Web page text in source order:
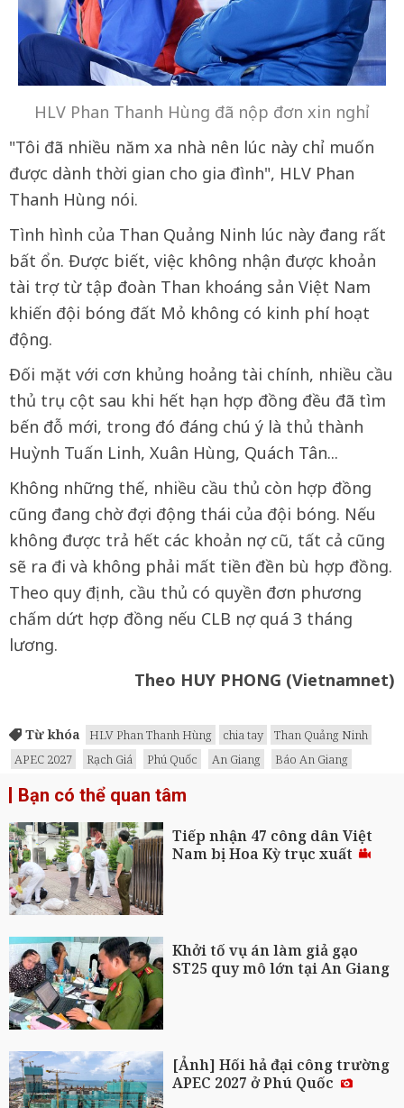
HLV Phan Thanh Hùng đã nộp đơn xin nghỉ
"Tôi đã nhiều năm xa nhà nên lúc này chỉ muốn
được dành thời gian cho gia đình", HLV Phan
Thanh Hùng nói.
Tình hình của Than Quảng Ninh lúc này đang rất
bất ổn. Được biết, việc không nhận được khoản
tài trợ từ tập đoàn Than khoáng sản Việt Nam
khiến đội bóng đất Mỏ không có kinh phí hoạt
động.
Đối mặt với cơn khủng hoảng tài chính, nhiều cầu
thủ trụ cột sau khi hết hạn hợp đồng đều đã tìm
bến đỗ mới, trong đó đáng chú ý là thủ thành
Huỳnh Tuấn Linh, Xuân Hùng, Quách Tân...
Không những thế, nhiều cầu thủ còn hợp đồng
cũng đang chờ đợi động thái của đội bóng. Nếu
không được trả hết các khoản nợ cũ, tất cả cũng
sẽ ra đi và không phải mất tiền đền bù hợp đồng.
Theo quy định, cầu thủ có quyền đơn phương
chấm dứt hợp đồng nếu CLB nợ quá 3 tháng
lương.
Theo HUY PHONG (Vietnamnet)
Từ khóa HLV Phan Thanh Hùng chia tay
Than Quảng Ninh
APEC 2027
Rạch Giá Phú Quốc An Giang Báo An Giang
Bạn có thể quan tâm
Tiếp nhận 47 công dân Việt
Nam bị Hoa Kỳ trục xuất
Khởi tố vụ án làm giả gạo
ST25 quy mô lớn tại An Giang
[Ảnh] Hối hả đại công trường
APEC 2027 ở Phú Quốc